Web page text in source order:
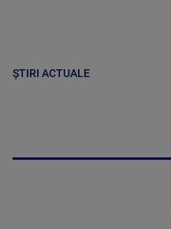
ȘTIRI ACTUALE